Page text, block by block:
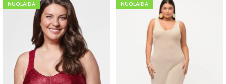
NUOLAIDA NUOLAIDA